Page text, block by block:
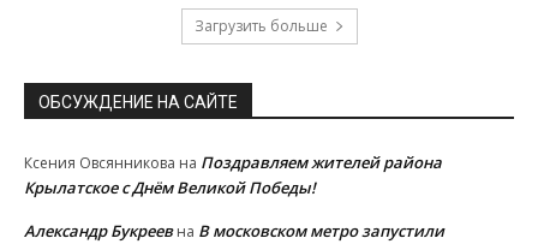
Загрузить больше
ОБСУЖДЕНИЕ НА САЙТЕ
Ксения Овсянникова на Поздравляем жителей района
Крылатское с Днём Великой Победы!
Александр Букреевна В московском метро запустили